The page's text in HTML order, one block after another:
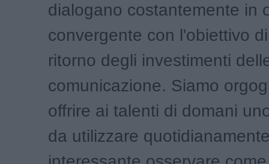
dialogano costantemente in
convergente con l'obiettivo
ritorno degli investimenti
comunicazione. Siamo
offrire ai talenti di domani
da utilizzare